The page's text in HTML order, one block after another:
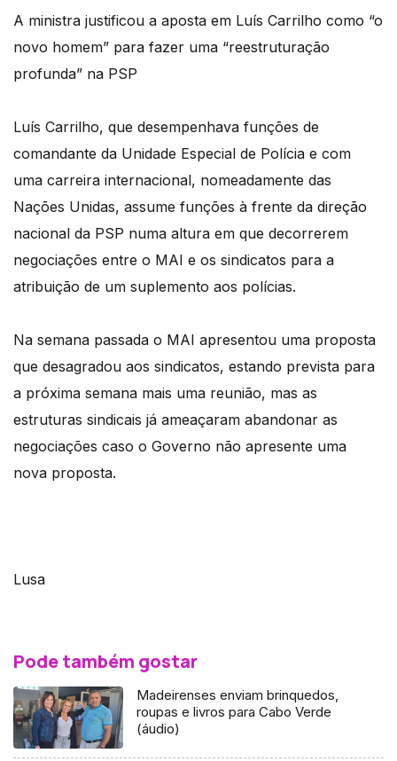
A ministra justificou a aposta em Luís Carrilho como “o
novo homem” para fazer uma “reestruturação
profunda” na PSP
Luís Carrilho, que desempenhava funções de
comandante da Unidade Especial de Polícia e com
uma carreira internacional, nomeadamente das
Nações Unidas, assume funções à frente da direção
nacional da PSP numa altura em que decorrerem
negociações entre o MAI e os sindicatos para a
atribuição de um suplemento aos polícias.
Na semana passada o MAI apresentou uma proposta
que desagradou aos sindicatos, estando prevista para
a próxima semana mais uma reunião, mas as
estruturas sindicais já ameaçaram abandonar as
negociações caso o Governo não apresente uma
nova proposta.
Lusa
Pode também gostar
Madeirenses enviam brinquedos,
roupas e livros para Cabo Verde
(áudio)